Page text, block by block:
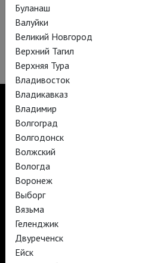
С 1966 года базируется в
здание театра построено в
Зрительный зал рассчитан на
TheatreHD
TheatreHD Опера
TheatreHD Балет в кино
АРТ-ЛЕКТОРИЙ В КИНО
АРТ-ЛЕКТОРИЙ В КИНО
Буланаш
Валуйки
Великий Новгород
Верхний Тагил
Верхняя Тура
Владивосток
Владикавказ
Владимир
Волгоград
Волгодонск
Волжский
Вологда
Воронеж
Выборг
Вязьма
Геленджик
Двуреченск
Ейск